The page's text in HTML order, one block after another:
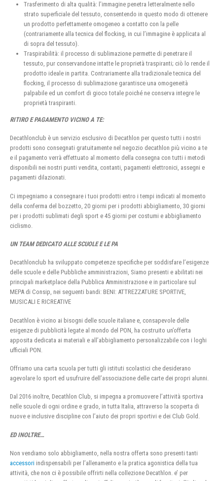
Trasferimento di alta qualità: l’immagine penetra letteralmente nello
strato superficiale del tessuto, consentendo in questo modo di ottenere
un prodotto perfettamente omogeneo a contatto con la pelle
(contrariamente alla tecnica del flocking, in cui l’immagine è applicata al
di sopra del tessuto).
Traspirabilità: il processo di sublimazione permette di penetrare il
tessuto, pur conservandone intatte le proprietà traspiranti; ciò lo rende il
prodotto ideale in partita. Contrariamente alla tradizionale tecnica del
flocking, il processo di sublimazione garantisce una omogeneità
palpabile ed un comfort di gioco totale poiché ne conserva integre le
proprietà traspiranti.
RITIRO E PAGAMENTO VICINO A TE:
Decathlonclub è un servizio esclusivo di Decathlon per questo tutti i nostri
prodotti sono consegnati gratuitamente nel negozio decathlon più vicino a te
e il pagamento verrà effettuato al momento della consegna con tutti i metodi
disponibili nei nostri punti vendita, contanti, pagamenti elettronici, assegni e
pagamenti dilazionati.
Ci impegniamo a consegnare i tuoi prodotti entro i tempi indicati al momento
della conferma del bozzetto, 20 giorni per i prodotti abbigliamento, 30 giorni
per i prodotti sublimati degli sport e 45 giorni per costumi e abbigliamento
ciclismo.
UN TEAM DEDICATO ALLE SCUOLE E LE PA
Decathlonclub ha sviluppato competenze specifiche per soddisfare l’esigenze
delle scuole e delle Pubbliche amministrazioni, Siamo presenti e abilitati nei
principali marketplace della Pubblica Amministrazione e in particolare sul
MEPA di Consip, nei seguenti bandi: BENI: ATTREZZATURE SPORTIVE,
MUSICALI E RICREATIVE
Decathlon è vicino ai bisogni delle scuole italiane e, consapevole delle
esigenze di pubblicità legate al mondo del PON, ha costruito un’offerta
apposita dedicata ai materiali e all’abbigliamento personalizzabile con i loghi
ufficiali PON.
Offriamo una carta scuola per tutti gli istituti scolastici che desiderano
agevolare lo sport ed usufruire dell’associazione delle carte dei propri alunni.
Dal 2016 inoltre, Decathlon Club, si impegna a promuovere l’attività sportiva
nelle scuole di ogni ordine e grado, in tutta Italia, attraverso la scoperta di
nuove e inclusive discipline con l’aiuto dei propri sportivi e dei Club Gold.
ED INOLTRE…
Non vendiamo solo abbigliamento, nella nostra offerta sono presenti tanti
accessori indispensabili per l’allenamento e la pratica agonistica della tua
attività, che non ci è possibile offrirti nella collezione Decathlon. e’ per